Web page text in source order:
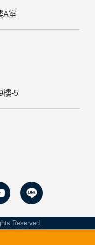
A室
樓-5
Reserved.